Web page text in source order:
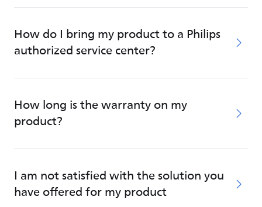
How do I bring my product to a Philips
authorized service center?
How long is the warranty on my
product?
I am not satisfied with the solution you
have offered for my product